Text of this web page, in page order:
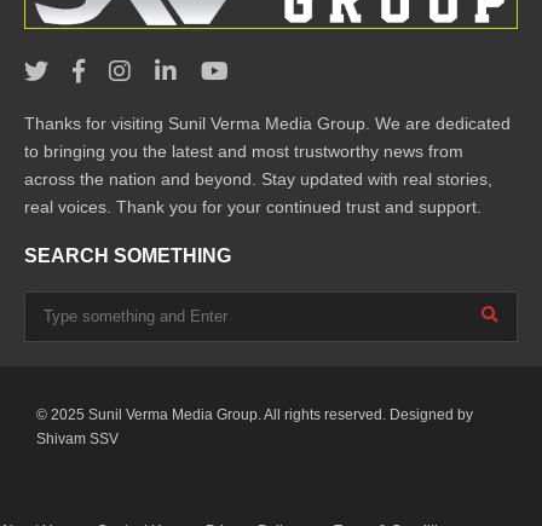
Thanks for visiting Sunil Verma Media Group. We are dedicated
to bringing you the latest and most trustworthy news from
across the nation and beyond. Stay updated with real stories,
real voices. Thank you for your continued trust and support.
SEARCH SOMETHING
© 2025 Sunil Verma Media Group. All rights reserved. Designed by
Shivam SSV